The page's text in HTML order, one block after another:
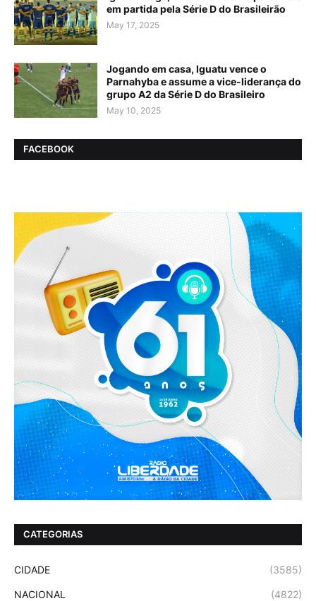
em partida pela Série D do Brasileirão
May 17, 2025
Jogando em casa, Iguatu vence o
Parnahyba e assume a vice-liderança do
grupo A2 da Série D do Brasileiro
May 10, 2025
FACEBOOK
CATEGORIAS
CIDADE (3585)
NACIONAL (4822)